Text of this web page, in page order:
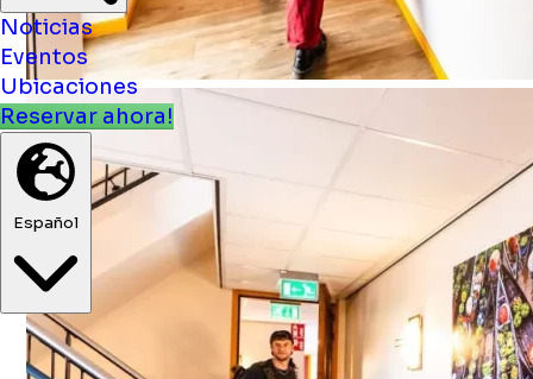
Noticias
Eventos
Ubicaciones
Reservar ahora!
Español